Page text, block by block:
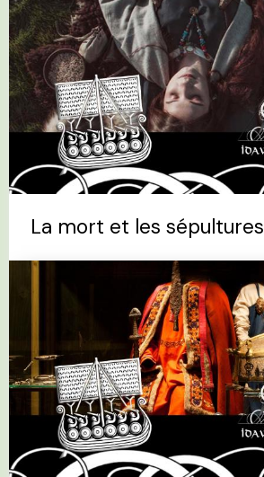
La mort et les sépultures